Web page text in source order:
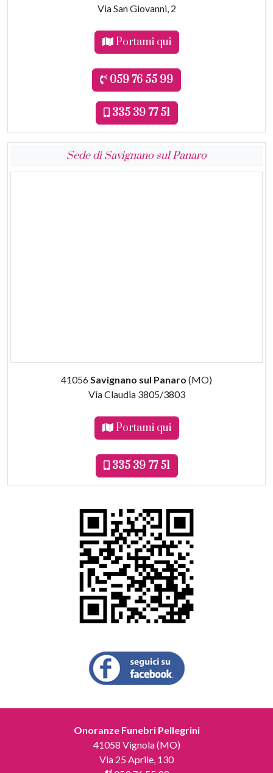
Via San Giovanni, 2
Portami qui
059 76 55 99
335 39 77 51
Sede di Savignano sul Panaro
41056 Savignano sul Panaro (MO)
Via Claudia 3805/3803
Portami qui
335 39 77 51
Onoranze Funebri Pellegrini
41058 Vignola (MO)
Via 25 Aprile, 130